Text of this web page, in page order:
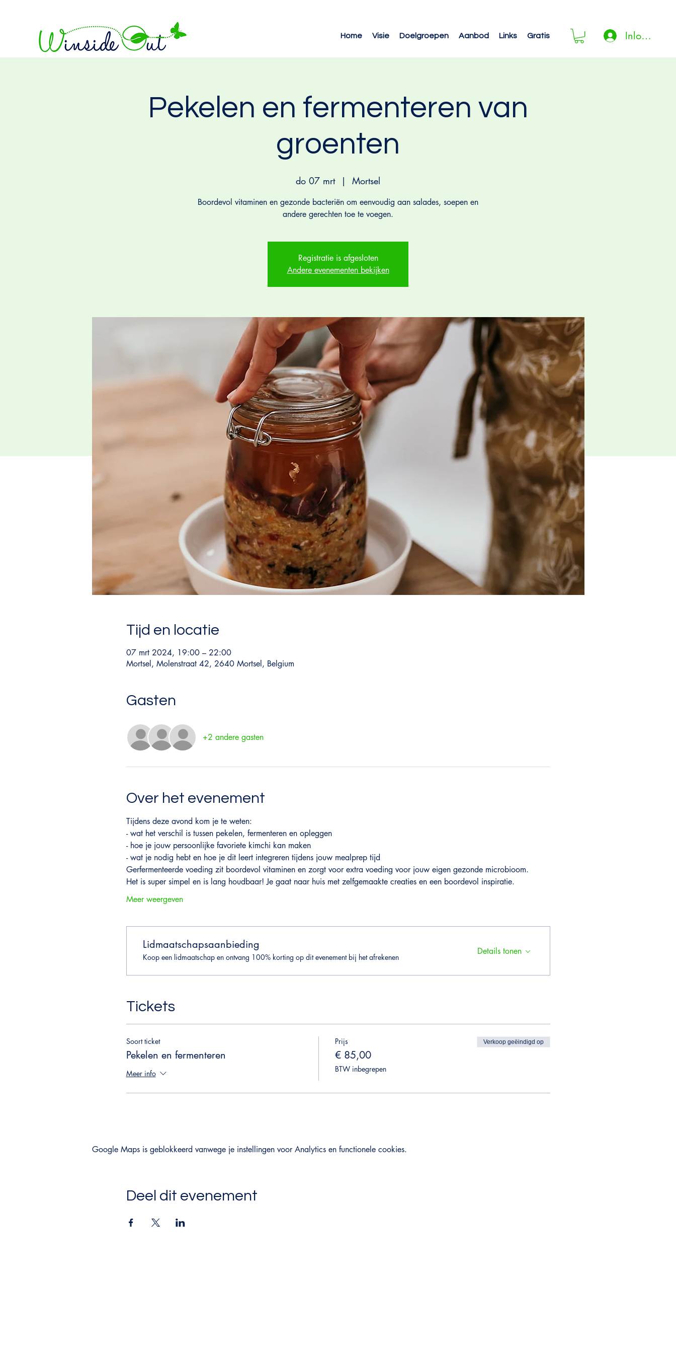
Home Visie Doelgroepen Aanbod Links Gratis Inloggen
Pekelen en fermenteren van
groenten
do 07 mrt
  |
Mortsel
Boordevol vitaminen en gezonde bacteriën om eenvoudig aan salades, soepen en
andere gerechten toe te voegen.
Registratie is afgesloten
Andere evenementen bekijken
Tijd en locatie
07 mrt 2024, 19:00 – 22:00
Mortsel, Molenstraat 42, 2640 Mortsel, Belgium
Gasten
+2 andere gasten
Over het evenement
Tijdens deze avond kom je te weten:
- wat het verschil is tussen pekelen, fermenteren en opleggen
- hoe je jouw persoonlijke favoriete kimchi kan maken
- wat je nodig hebt en hoe je dit leert integreren tijdens jouw mealprep tijd
Gerfermenteerde voeding zit boordevol vitaminen en zorgt voor extra voeding voor jouw eigen gezonde microbioom.
Het is super simpel en is lang houdbaar! Je gaat naar huis met zelfgemaakte creaties en een boordevol inspiratie.
Meer weergeven
Lidmaatschapsaanbieding
Koop een lidmaatschap en ontvang 100% korting op dit evenement bij het afrekenen
Details tonen
Tickets
Soort ticket
Pekelen en fermenteren
Meer info
Prijs
€ 85,00
BTW inbegrepen
Verkoop geëindigd op
Google Maps is geblokkeerd vanwege je instellingen voor Analytics en functionele cookies.
Deel dit evenement